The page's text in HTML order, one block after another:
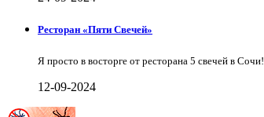
Ресторан «Пяти Свечей»
Я просто в восторге от ресторана 5 свечей в Сочи!
12-09-2024